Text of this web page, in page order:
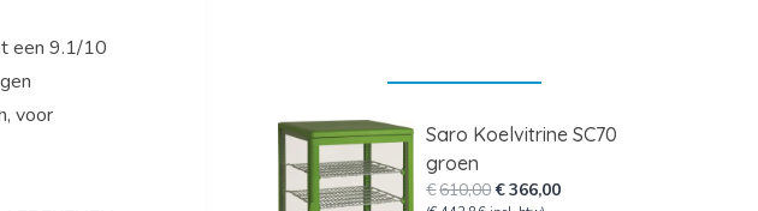
een 9.1/10
voor
Saro Koelvitrine SC70
groen
€610,00Oorspronkelijke
€366,00Huidige